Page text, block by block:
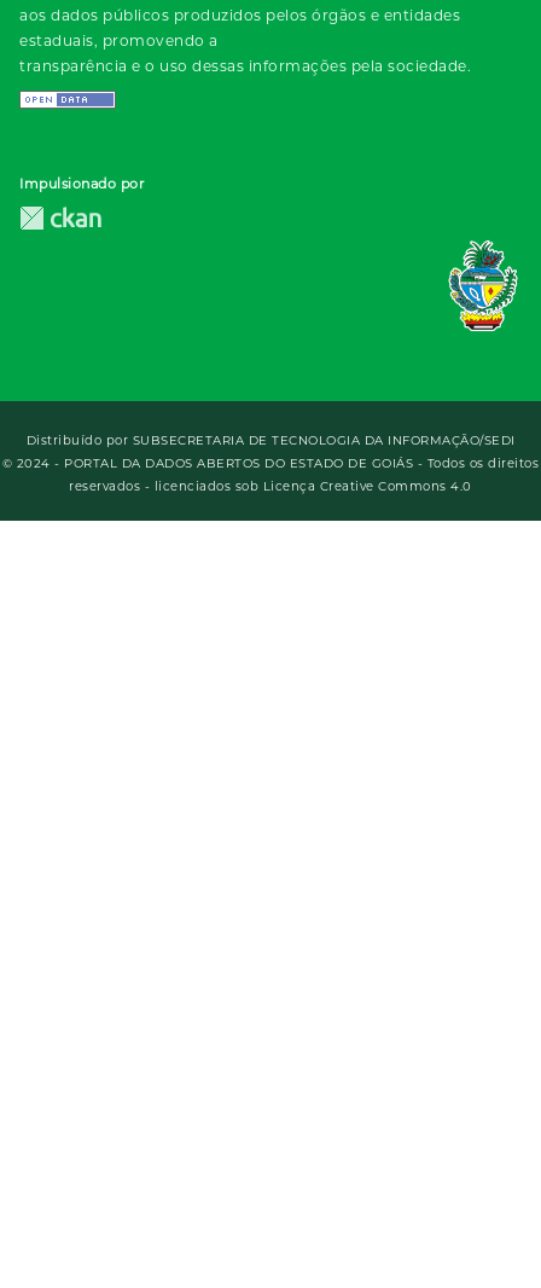
aos dados públicos produzidos pelos órgãos e entidades
estaduais, promovendo a
transparência e o uso dessas informações pela sociedade.
Impulsionado por
Distribuído por SUBSECRETARIA DE TECNOLOGIA DA INFORMAÇÃO/SEDI
© 2024 - PORTAL DA DADOS ABERTOS DO ESTADO DE GOIÁS - Todos os direitos
reservados - licenciados sob Licença Creative Commons 4.0